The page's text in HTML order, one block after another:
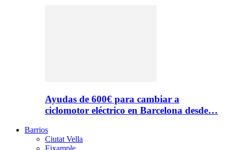
Ayudas de 600€ para cambiar a
ciclomotor eléctrico en Barcelona desde…
Barrios
Ciutat Vella